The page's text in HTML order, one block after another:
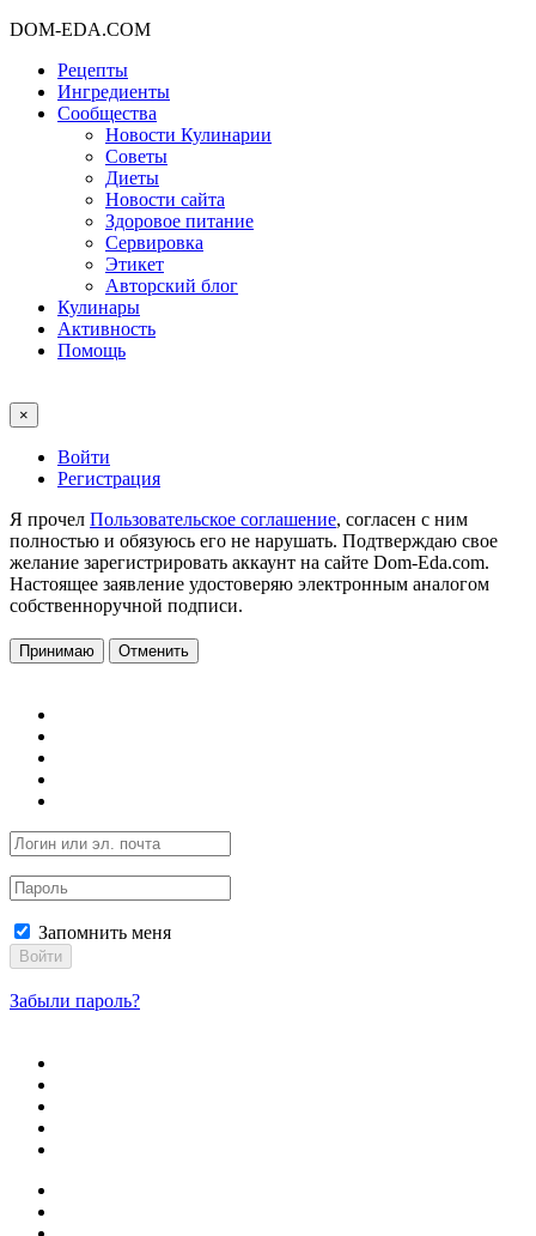
DOM-EDA.COM
Рецепты
Ингредиенты
Сообщества
Новости Кулинарии
Советы
Диеты
Новости сайта
Здоровое питание
Сервировка
Этикет
Авторский блог
Кулинары
Активность
Помощь
×
Войти
Регистрация
Я прочел Пользовательское соглашение, согласен с ним
полностью и обязуюсь его не нарушать. Подтверждаю свое
желание зарегистрировать аккаунт на сайте Dom-Eda.com.
Настоящее заявление удостоверяю электронным аналогом
собственноручной подписи.
Принимаю Отменить
Запомнить меня
Войти
Забыли пароль?